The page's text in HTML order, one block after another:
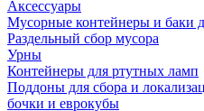
Аксессуары
Мусорные контейнеры и баки
Раздельный сбор мусора
Урны
Контейнеры для ртутных ламп
Поддоны для сбора и
бочки и еврокубы